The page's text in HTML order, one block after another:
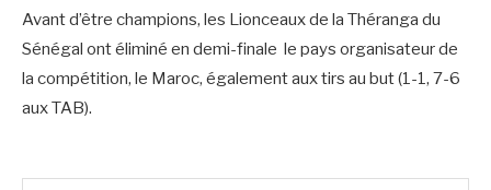
Avant d’être champions, les Lionceaux de la Théranga du
Sénégal ont éliminé en demi-finale le pays organisateur de
la compétition, le Maroc, également aux tirs au but (1-1, 7-6
aux TAB).